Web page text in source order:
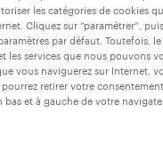
durée du contrat
de
les catégories de cookies
Cliquez sur “paramétrer”,
par défaut. Toutefois,
les services que nous pouvons
vous naviguerez sur Internet,
pourrez retirer votre
et à gauche de votre